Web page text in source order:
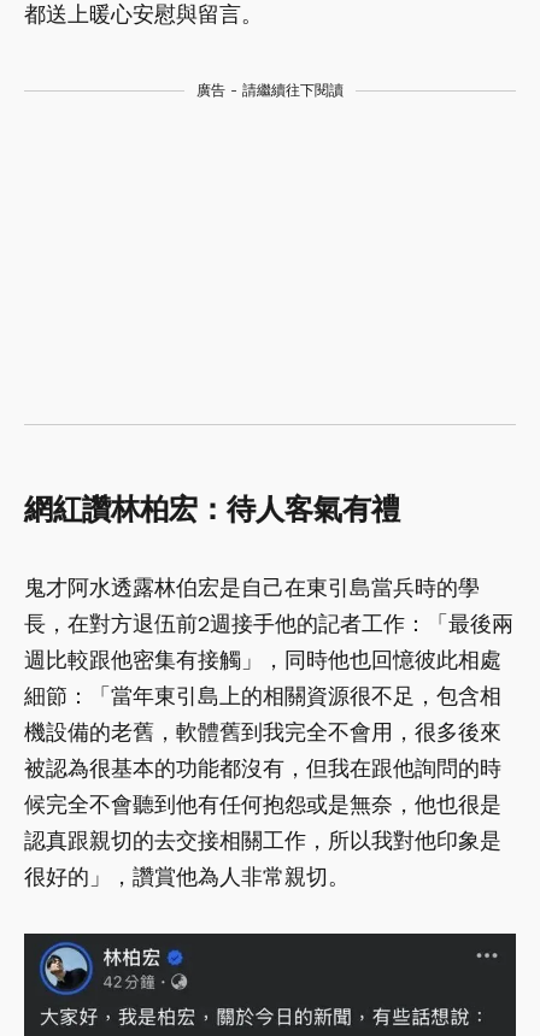
都送上暖心安慰與留言。
廣告 - 請繼續往下閱讀
網紅讚林柏宏：待人客氣有禮
鬼才阿水透露林伯宏是自己在東引島當兵時的學
長，在對方退伍前2週接手他的記者工作：「最後兩
週比較跟他密集有接觸」，同時他也回憶彼此相處
細節：「當年東引島上的相關資源很不足，包含相
機設備的老舊，軟體舊到我完全不會用，很多後來
被認為很基本的功能都沒有，但我在跟他詢問的時
候完全不會聽到他有任何抱怨或是無奈，他也很是
認真跟親切的去交接相關工作，所以我對他印象是
很好的」，讚賞他為人非常親切。